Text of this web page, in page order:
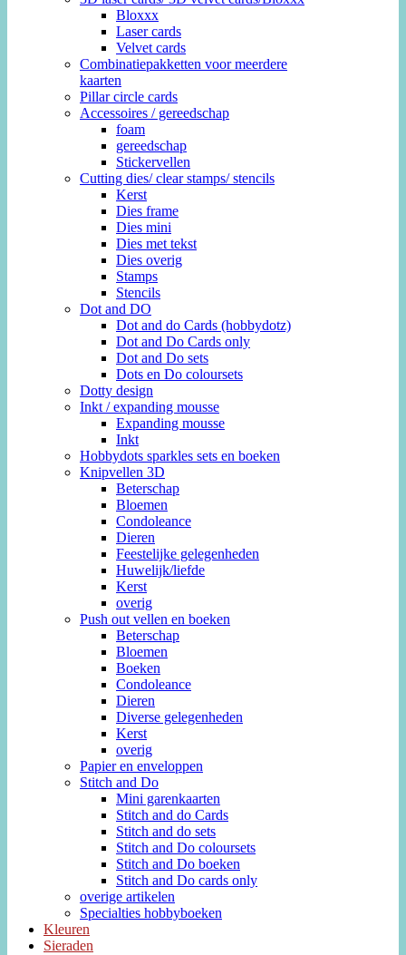
Bloxxx
Laser cards
Velvet cards
Combinatiepakketten voor meerdere
kaarten
Pillar circle cards
Accessoires / gereedschap
foam
gereedschap
Stickervellen
Cutting dies/ clear stamps/ stencils
Kerst
Dies frame
Dies mini
Dies met tekst
Dies overig
Stamps
Stencils
Dot and DO
Dot and do Cards (hobbydotz)
Dot and Do Cards only
Dot and Do sets
Dots en Do coloursets
Dotty design
Inkt / expanding mousse
Expanding mousse
Inkt
Hobbydots sparkles sets en boeken
Knipvellen 3D
Beterschap
Bloemen
Condoleance
Dieren
Feestelijke gelegenheden
Huwelijk/liefde
Kerst
overig
Push out vellen en boeken
Beterschap
Bloemen
Boeken
Condoleance
Dieren
Diverse gelegenheden
Kerst
overig
Papier en enveloppen
Stitch and Do
Mini garenkaarten
Stitch and do Cards
Stitch and do sets
Stitch and Do coloursets
Stitch and Do boeken
Stitch and Do cards only
overige artikelen
Specialties hobbyboeken
Kleuren
Sieraden